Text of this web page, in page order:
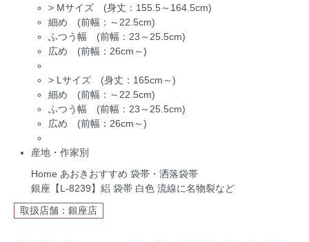
> Mサイズ (身丈：155.5～164.5cm)
細め (前幅：～22.5cm)
ふつう幅 (前幅：23～25.5cm)
広め (前幅：26cm～)
> Lサイズ (身丈：165cm～)
細め (前幅：～22.5cm)
ふつう幅 (前幅：23～25.5cm)
広め (前幅：26cm～)
産地・作家別
Home あおきおすすめ 袋帯・洒落袋帯
銀座【L-8239】絽 袋帯 白色 流線に名物裂など
取扱店舗：銀座店